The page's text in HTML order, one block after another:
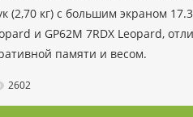
(2,70 кг) с большим экраном
и GP62M 7RDX Leopard,
памяти и весом.
2602